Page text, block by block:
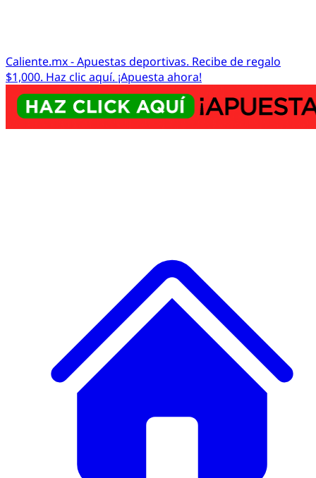
Caliente.mx - Apuestas deportivas. Recibe de regalo
$1,000. Haz clic aquí. ¡Apuesta ahora!